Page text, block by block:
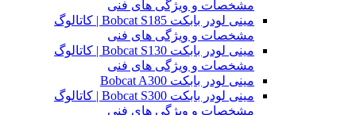
مشخصات و ویژگی های فنی
مینی لودر بابکت Bobcat S185 | کاتالوگ
مشخصات و ویژگی های فنی
مینی لودر بابکت Bobcat S130 | کاتالوگ
مشخصات و ویژگی های فنی
مینی لودر بابکت Bobcat A300
مینی لودر بابکت Bobcat S300 | کاتالوگ
مشخصات و ویژگی های فنی